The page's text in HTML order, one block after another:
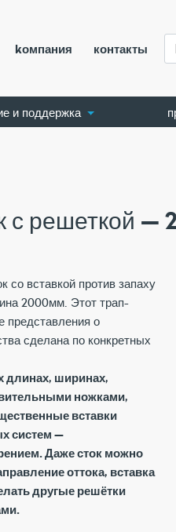
kомпания контакты
и поддержка
с решеткой —
со вставкой против запаху
2000мм. Этот трап-
представления о
сделана по конкретных
длинах, ширинах,
ножками,
вставки
систем —
Даже сток можно
оттока, вставка
другые решётки